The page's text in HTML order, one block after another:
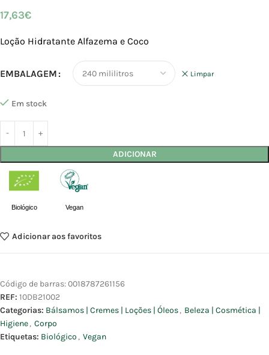
17,63€
Loção Hidratante Alfazema e Coco
EMBALAGEM Limpar
Em stock
ADICIONAR
Biológico Vegan
Adicionar aos favoritos
Código de barras:0018787261156
REF: 10DB21002
Categorias: Bálsamos | Cremes | Loções | Óleos, Beleza | Cosmética |
Higiene, Corpo
Etiquetas: Biológico , Vegan